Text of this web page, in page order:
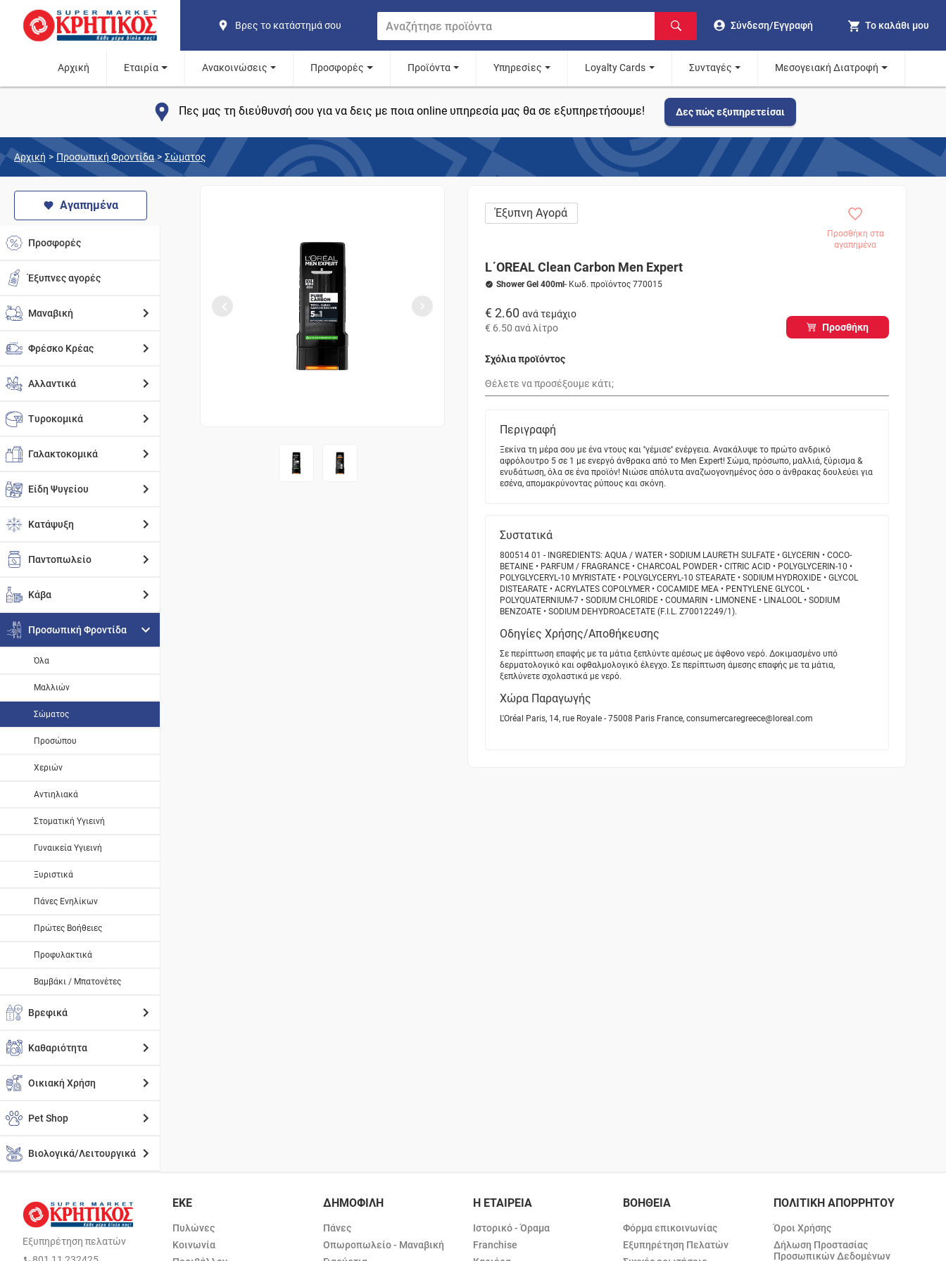
Βρες το κατάστημά σου Σύνδεση/Εγγραφή Το καλάθι μου
Αρχική Εταιρία Ανακοινώσεις Προσφορές Προϊόντα Υπηρεσίες Loyalty Cards Συνταγές Μεσογειακή Διατροφή
Πες μας τη διεύθυνσή σου για να δεις με ποια online υπηρεσία μας θα σε εξυπηρετήσουμε! Δες πώς εξυπηρετείσαι
Αρχική > Προσωπική Φροντίδα > Σώματος
Αγαπημένα
Προσφορές
Έξυπνες αγορές
Μαναβική
Φρέσκο Κρέας
Αλλαντικά
Τυροκομικά
Γαλακτοκομικά
Είδη Ψυγείου
Κατάψυξη
Παντοπωλείο
Κάβα
Προσωπική Φροντίδα
Όλα
Μαλλιών
Σώματος
Προσώπου
Χεριών
Αντιηλιακά
Στοματική Υγιεινή
Γυναικεία Υγιεινή
Ξυριστικά
Πάνες Ενηλίκων
Πρώτες Βοήθειες
Προφυλακτικά
Βαμβάκι / Μπατονέτες
Βρεφικά
Καθαριότητα
Οικιακή Χρήση
Pet Shop
Βιολογικά/Λειτουργικά
Έξυπνη Αγορά
Προσθήκη στα
αγαπημένα
L΄OREAL Clean Carbon Men Expert
Shower Gel 400ml - Κωδ. προϊόντος 770015
€ 2.60 ανά τεμάχιο
€ 6.50 ανά λίτρο Προσθήκη
Σχόλια προϊόντος
Περιγραφή
Ξεκίνα τη μέρα σου με ένα ντους και ''γέμισε'' ενέργεια. Ανακάλυψε το πρώτο ανδρικό
αφρόλουτρο 5 σε 1 με ενεργό άνθρακα από το Men Expert! Σώμα, πρόσωπο, μαλλιά, ξύρισμα &
ενυδάτωση, όλα σε ένα προϊόν! Νιώσε απόλυτα αναζωογονημένος όσο ο άνθρακας δουλεύει για
εσένα, απομακρύνοντας ρύπους και σκόνη.
Συστατικά
800514 01 - INGREDIENTS: AQUA / WATER • SODIUM LAURETH SULFATE • GLYCERIN • COCO-
BETAINE • PARFUM / FRAGRANCE • CHARCOAL POWDER • CITRIC ACID • POLYGLYCERIN-10 •
POLYGLYCERYL-10 MYRISTATE • POLYGLYCERYL-10 STEARATE • SODIUM HYDROXIDE • GLYCOL
DISTEARATE • ACRYLATES COPOLYMER • COCAMIDE MEA • PENTYLENE GLYCOL •
POLYQUATERNIUM-7 • SODIUM CHLORIDE • COUMARIN • LIMONENE • LINALOOL • SODIUM
BENZOATE • SODIUM DEHYDROACETATE (F.I.L. Z70012249/1).
Οδηγίες Χρήσης/Αποθήκευσης
Σε περίπτωση επαφής με τα μάτια ξεπλύντε αμέσως με άφθονο νερό. Δοκιμασμένο υπό
δερματολογικό και οφθαλμολογικό έλεγχο. Σε περίπτωση άμεσης επαφής με τα μάτια,
ξεπλύνετε σχολαστικά με νερό.
Χώρα Παραγωγής
L'Oréal Paris, 14, rue Royale - 75008 Paris France, consumercaregreece@loreal.com
Εξυπηρέτηση πελατών
ΕΚΕ
Πυλώνες
Κοινωνία
ΔΗΜΟΦΙΛΗ
Πάνες
Οπωροπωλείο - Μαναβική
Η ΕΤΑΙΡΕΙΑ
Ιστορικό - Όραμα
Franchise
ΒΟΗΘΕΙΑ
Φόρμα επικοινωνίας
Εξυπηρέτηση Πελατών
ΠΟΛΙΤΙΚΗ ΑΠΟΡΡΗΤΟΥ
Όροι Χρήσης
Δήλωση Προστασίας
Προσωπικών Δεδομένων